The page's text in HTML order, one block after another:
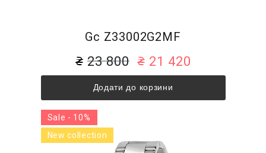
Gc Z33002G2MF
23 800 21 420
Додати до корзини
Sale - 10%
New collection